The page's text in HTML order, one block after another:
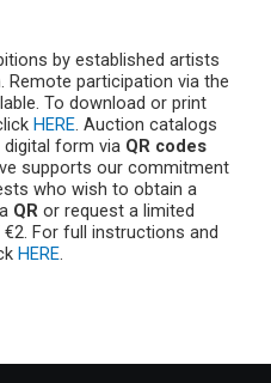
by established artists
Remote participation via the
To download or print
HERE. Auction catalogs
digital form via QR codes
supports our commitment
who wish to obtain a
QR or request a limited
For full instructions and
HERE.